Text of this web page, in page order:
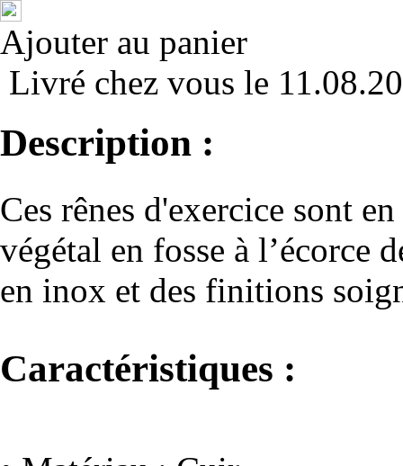
Ajouter au panier
Livré chez vous le
Description :
Ces rênes d'exercice sont
végétal en fosse à l’écorce
en inox et des finitions
Caractéristiques :